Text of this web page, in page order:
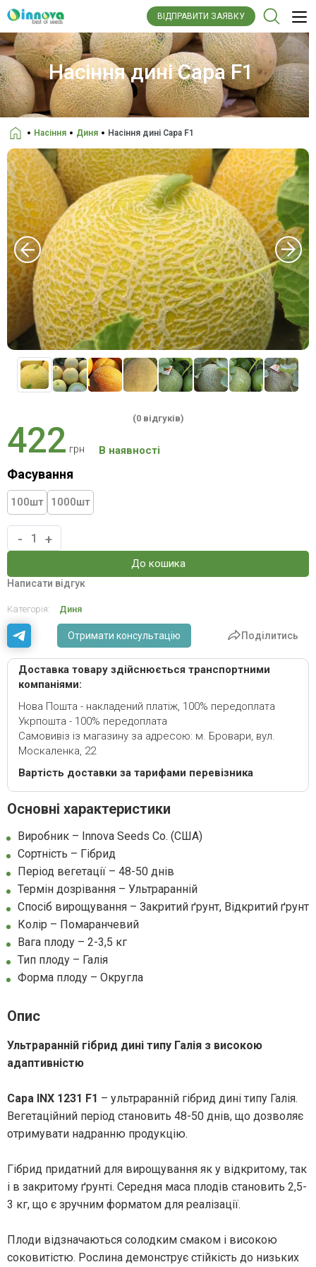
ВІДПРАВИТИ ЗАЯВКУ
Насіння дині Сара F1
Головна
Насіння Диня Насіння дині Сара F1
(0 відгуків)
422 грн В наявності
Фасування
100шт 1000шт
- +
До кошика
Написати відгук
Категорія: Диня
Отримати консультацію Поділитись
Доставка товару здійснюється транспортними
компаніями:
Нова Пошта - накладений платіж, 100% передоплата
Укрпошта - 100% передоплата
Самовивіз із магазину за адресою: м. Бровари, вул.
Москаленка, 22
Вартість доставки за тарифами перевізника
Опис
Ультраранній гібрид дині типу Галія з високою
адаптивністю
Сара INX 1231 F1 – ультраранній гібрид дині типу Галія.
Вегетаційний період становить 48-50 днів, що дозволяє
отримувати надранню продукцію.
Гібрид придатний для вирощування як у відкритому, так
і в закритому ґрунті. Середня маса плодів становить 2,5-
3 кг, що є зручним форматом для реалізації.
Плоди відзначаються солодким смаком і високою
соковитістю. Рослина демонструє стійкість до низьких
Основні характеристики
Виробник – Innova Seeds Co. (США)
Сортність – Гібрид
Період вегетації – 48-50 днів
Термін дозрівання – Ультраранній
Спосіб вирощування – Закритий ґрунт, Відкритий ґрунт
Колір – Помаранчевий
Вага плоду – 2-3,5 кг
Тип плоду – Галія
Форма плоду – Округла